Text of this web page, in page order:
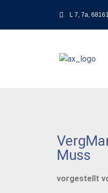
L 7, 7a,
Muss
vorgestellt